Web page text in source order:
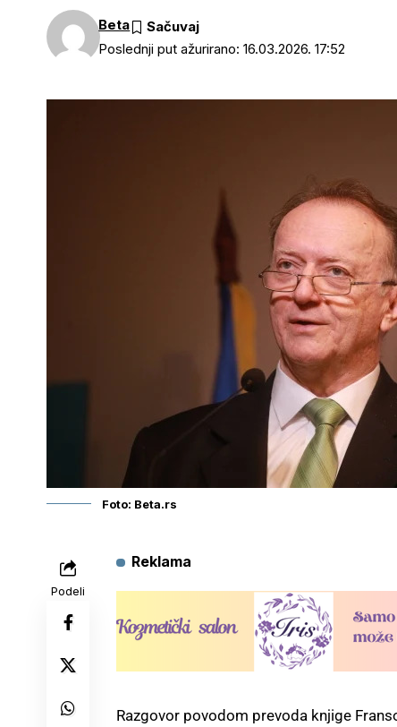
Poslednji put ažurirano: 16.03.2026. 17:52
Beta
Foto: Beta.rs
Podeli
Reklama
Razgovor povodom prevoda knjige